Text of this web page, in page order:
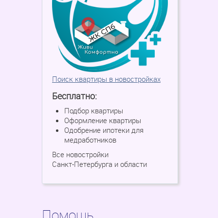
Поиск квартиры в новостройках
Бесплатно:
Подбор квартиры
Оформление квартиры
Одобрение ипотеки для
медработников
Все новостройки
Санкт-Петербурга и области